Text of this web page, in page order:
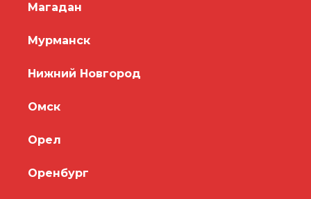
Магадан
Мурманск
Нижний Новгород
Омск
Орел
Оренбург